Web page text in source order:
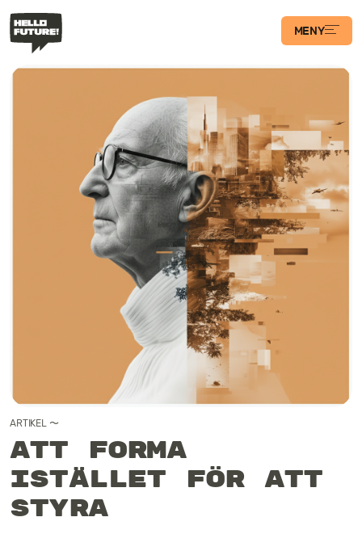
MENY
Våra Program
Transformations­
podden
Artiklar
Filosofi
Kontakt
ARTIKEL〜
Att forma
istället för att
styra